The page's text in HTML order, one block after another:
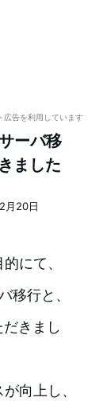
広告を利用しています
ーバ移
ました
月20日
にて、
移行と、
きまし
向上し、